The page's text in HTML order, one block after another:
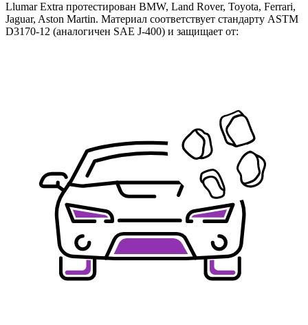
Llumar Extra протестирован BMW, Land Rover, Toyota, Ferrari,
Jaguar, Aston Martin. Материал соответствует стандарту ASTM
D3170-12 (аналогичен SAE J-400) и защищает от: